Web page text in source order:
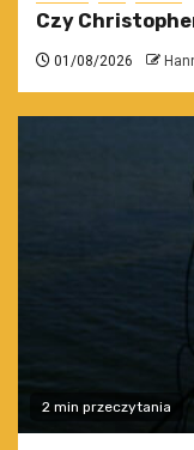
Czy
01/08/2026
2 min przeczytania